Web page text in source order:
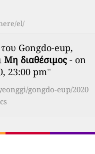
el/
Gongdo-eup,
Μη διαθέσιμος- on
23:00 pm”
gongdo-eup/2020